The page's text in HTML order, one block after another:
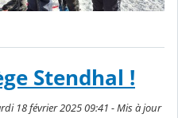
Stendhal !
18 février 2025 09:41 - Mis à jour